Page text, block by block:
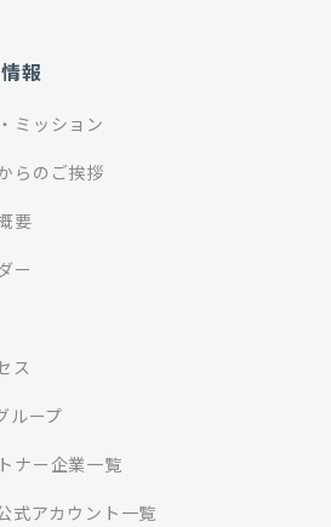
報
ミッション
らのご挨拶
要
ー
ス
ループ
ナー企業一覧
式アカウント一覧